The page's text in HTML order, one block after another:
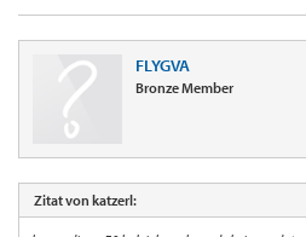
FLYGVA
Bronze Member
Zitat von katzerl: